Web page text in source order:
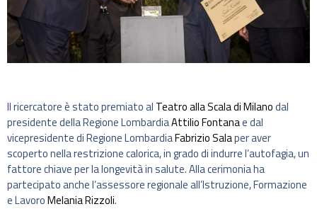
Il ricercatore è stato premiato al Teatro alla Scala di Milanodal
presidente della Regione LombardiaAttilio Fontanae dal
vicepresidente di Regione LombardiaFabrizio Salaper aver
scoperto nella restrizione calorica, in grado di indurre l’autofagia, un
fattore chiave per la longevità in salute. Alla cerimonia ha
partecipato anche l’assessore regionale all’Istruzione, Formazione
e LavoroMelania Rizzoli.